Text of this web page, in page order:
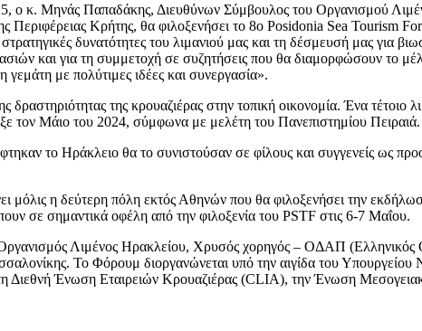
ο κ. Μηνάς Παπαδάκης, Διευθύνων Σύμβουλος του Οργανισμού
Περιφέρειας Κρήτης, θα φιλοξενήσει το 8ο Posidonia Sea Tourism
δυνατότητες του λιμανιού μας και τη δέσμευσή μας για
και για τη συμμετοχή σε συζητήσεις που θα διαμορφώσουν το
με πολύτιμες ιδέες και συνεργασία».
δραστηριότητας της κρουαζιέρας στην τοπική οικονομία. Ένα
τον Μάιο του 2024, σύμφωνα με μελέτη του Πανεπιστημίου Πειραιά.
το Ηράκλειο θα το συνιστούσαν σε φίλους και συγγενείς ως
μόλις η δεύτερη πόλη εκτός Αθηνών που θα φιλοξενήσει την
σε σημαντικά οφέλη από την φιλοξενία του PSTF στις 6-7 Μαΐου.
Λιμένος Ηρακλείου, Χρυσός χορηγός – ΟΔΑΠ
Το Φόρουμ διοργανώνεται υπό την αιγίδα του Υπουργείου
Διεθνή Ένωση Εταιρειών Κρουαζιέρας (CLIA), την Ένωση